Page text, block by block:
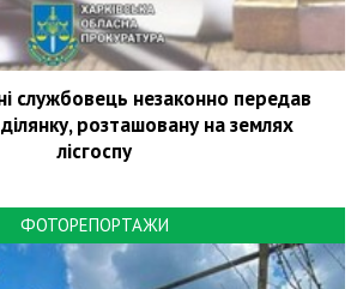
службовець незаконно передав
розташовану на землях
лісгоспу
ФОТОРЕПОРТАЖИ